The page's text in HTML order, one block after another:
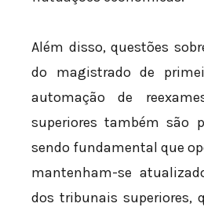
Além disso, questões
do magistrado de
automação de
superiores também são
sendo fundamental que
mantenham-se
dos tribunais superiores,